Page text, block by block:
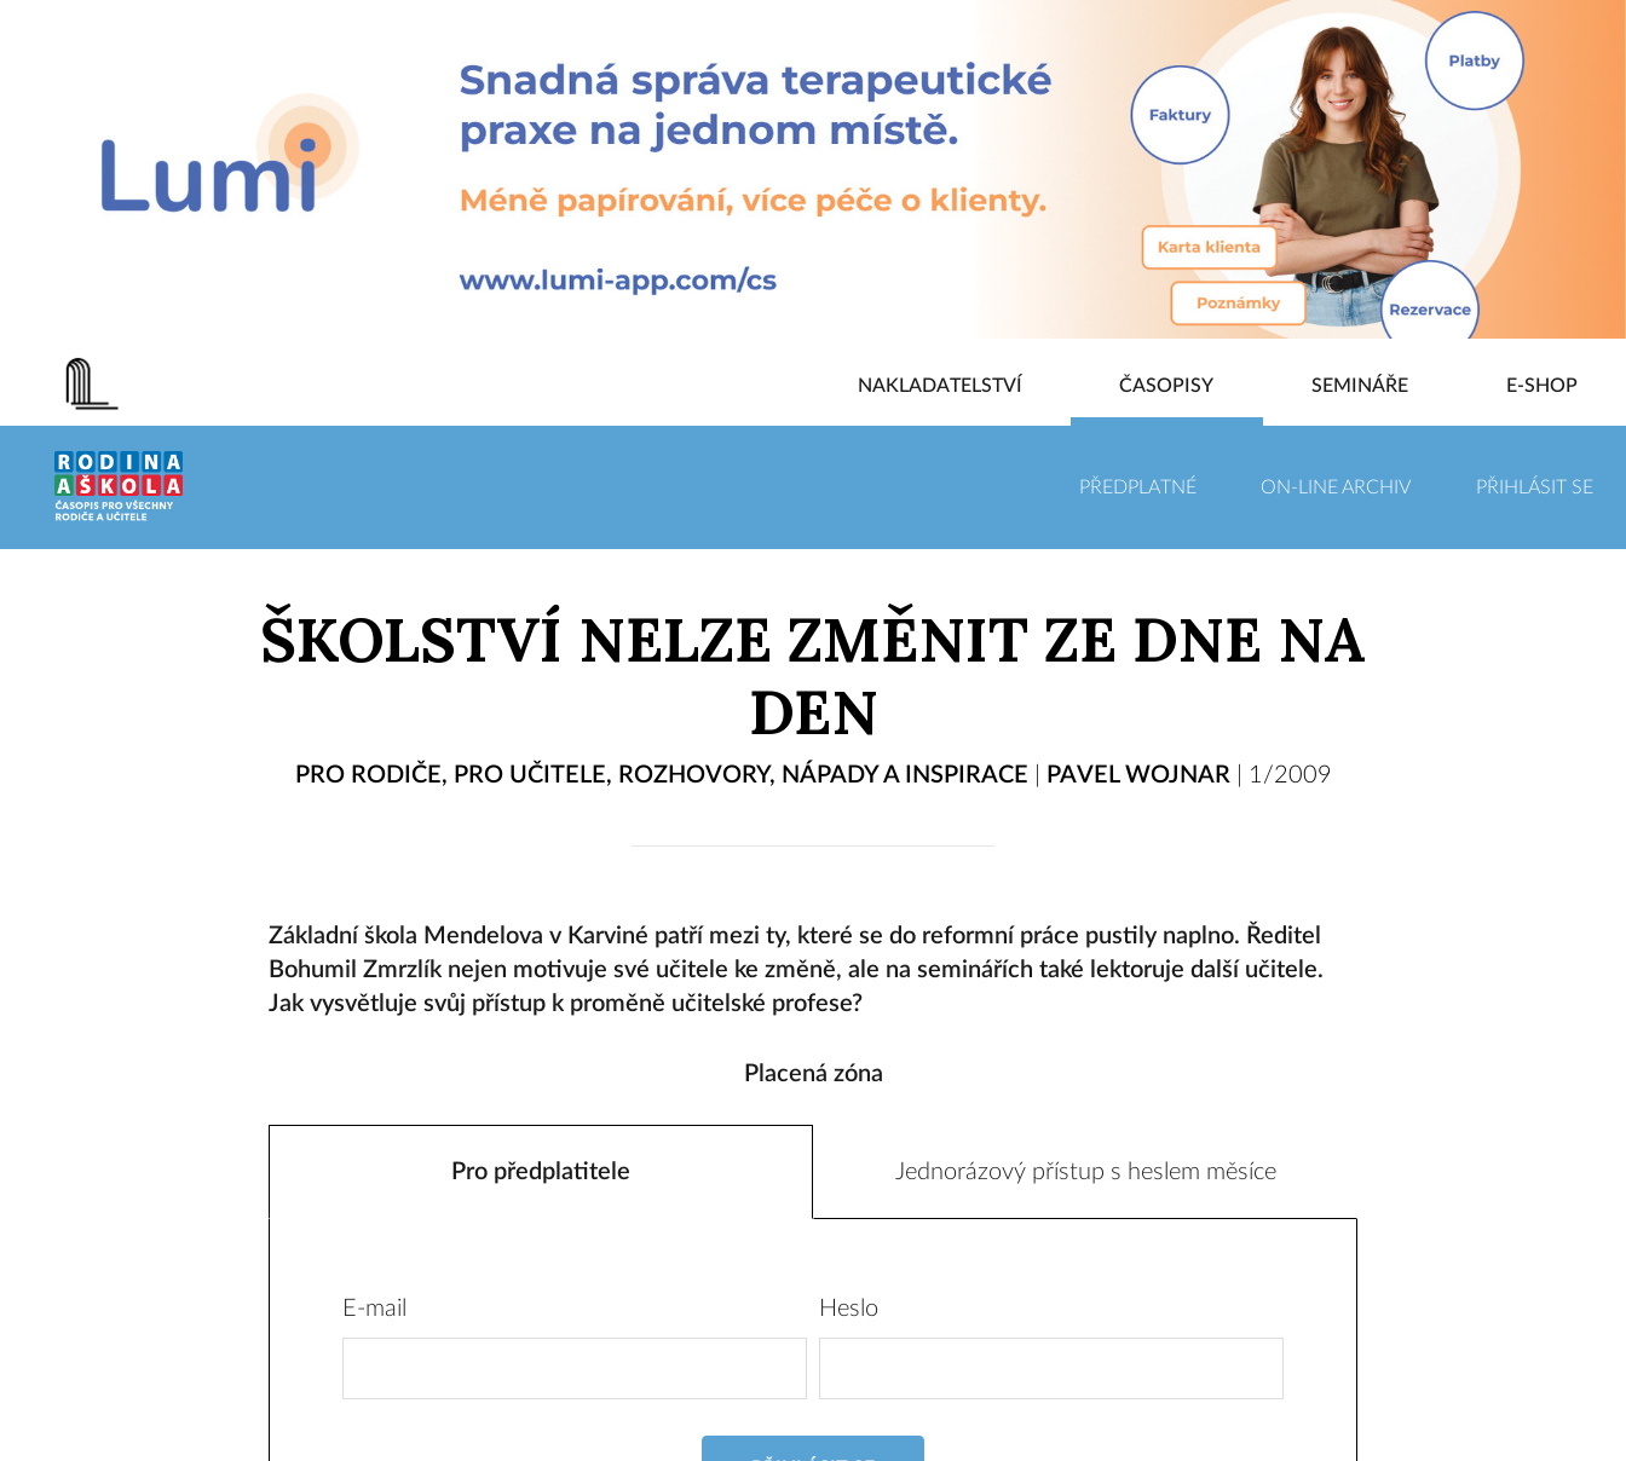
NAKLADATELSTVÍ ČASOPISY SEMINÁŘE E-SHOP
PŘEDPLATNÉ ON-LINE ARCHIV PŘIHLÁSIT SE
ŠKOLSTVÍ NELZE ZMĚNIT ZE DNE NA
DEN
PRO RODIČE, PRO UČITELE, ROZHOVORY, NÁPADY A INSPIRACE PAVEL WOJNAR 1/2009
Základní škola Mendelova v Karviné patří mezi ty, které se do reformní práce pustily naplno. Ředitel
Bohumil Zmrzlík nejen motivuje své učitele ke změně, ale na seminářích také lektoruje další učitele.
Jak vysvětluje svůj přístup k proměně učitelské profese?
Placená zóna
Pro předplatitele Jednorázový přístup s heslem měsíce
E-mail Heslo